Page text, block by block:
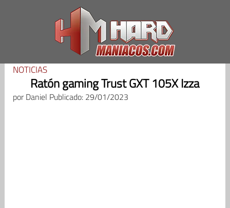
NOTICIAS
Ratón gaming Trust GXT 105X Izza
porDaniel Publicado: 29/01/2023